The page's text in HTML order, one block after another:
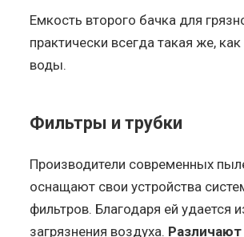
Емкость второго бачка для
практически всегда такая же,
воды.
Фильтры и трубки
Производители современных
оснащают свои устройства
фильтров. Благодаря ей удается
загрязнения воздуха.